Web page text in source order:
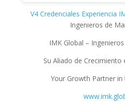
V4 Credenciales Experiencia
Ingenieros de
IMK Global –
Su Aliado de Crecimiento
Your Growth Partner in